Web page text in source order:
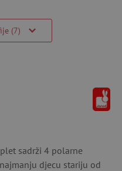
(7)
sadrži 4 polarne
djecu stariju od